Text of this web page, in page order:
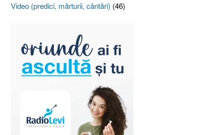
Video (predici, mărturii, cântări) (46)